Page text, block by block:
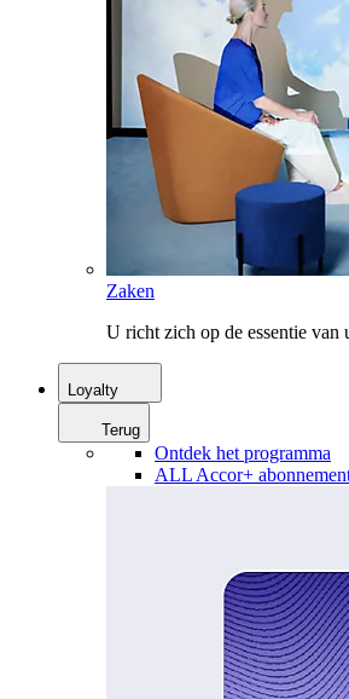
Zaken
U richt zich op de essentie
Loyalty
Terug
Ontdek het programma
ALL Accor+